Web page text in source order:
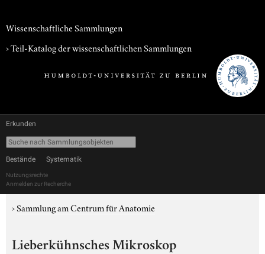
Wissenschaftliche Sammlungen
› Teil-Katalog der wissenschaftlichen Sammlungen
Erkunden
Bestände Systematik
Nutzungsrechte
Anmelden zur Recherche
›Sammlung am Centrum für Anatomie
Lieberkühnsches Mikroskop